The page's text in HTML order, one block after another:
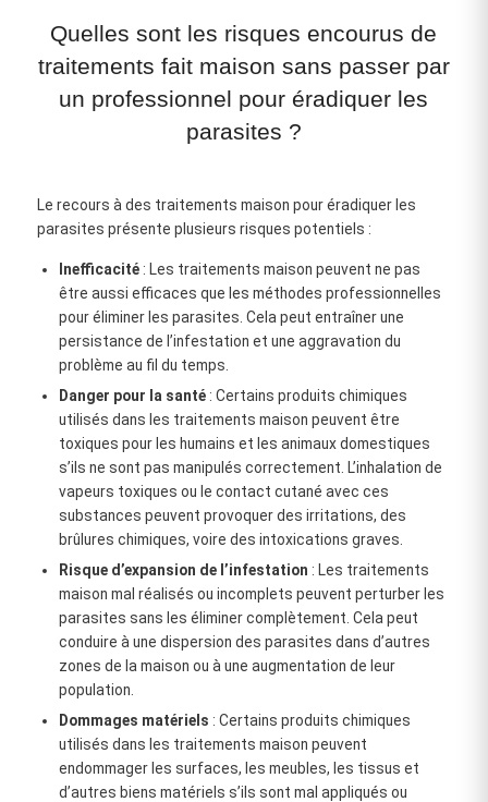
Quelles sont les risques encourus de
traitements fait maison sans passer par
un professionnel pour éradiquer les
parasites ?
Le recours à des traitements maison pour éradiquer les
parasites présente plusieurs risques potentiels :
Inefficacité : Les traitements maison peuvent ne pas
être aussi efficaces que les méthodes professionnelles
pour éliminer les parasites. Cela peut entraîner une
persistance de l’infestation et une aggravation du
problème au fil du temps.
Danger pour la santé : Certains produits chimiques
utilisés dans les traitements maison peuvent être
toxiques pour les humains et les animaux domestiques
s’ils ne sont pas manipulés correctement. L’inhalation de
vapeurs toxiques ou le contact cutané avec ces
substances peuvent provoquer des irritations, des
brûlures chimiques, voire des intoxications graves.
Risque d’expansion de l’infestation : Les traitements
maison mal réalisés ou incomplets peuvent perturber les
parasites sans les éliminer complètement. Cela peut
conduire à une dispersion des parasites dans d’autres
zones de la maison ou à une augmentation de leur
population.
Dommages matériels : Certains produits chimiques
utilisés dans les traitements maison peuvent
endommager les surfaces, les meubles, les tissus et
d’autres biens matériels s’ils sont mal appliqués ou